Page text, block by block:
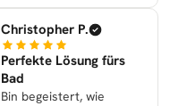
Christopher P.
Perfekte Lösung fürs
Bad
Bin begeistert, wie